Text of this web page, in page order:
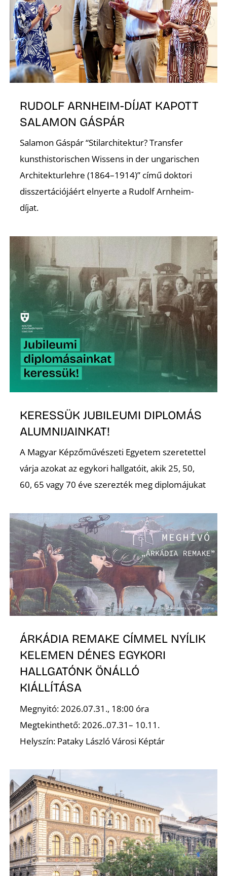
RUDOLF ARNHEIM-DÍJAT KAPOTT
SALAMON GÁSPÁR
Salamon Gáspár “Stilarchitektur? Transfer
kunsthistorischen Wissens in der ungarischen
Architekturlehre (1864–1914)” című doktori
disszertációjáért elnyerte a Rudolf Arnheim-
díjat.
KERESSÜK JUBILEUMI DIPLOMÁS
ALUMNIJAINKAT!
A Magyar Képzőművészeti Egyetem szeretettel
várja azokat az egykori hallgatóit, akik 25, 50,
60, 65 vagy 70 éve szerezték meg diplomájukat
ÁRKÁDIA REMAKE CÍMMEL NYÍLIK
KELEMEN DÉNES EGYKORI
HALLGATÓNK ÖNÁLLÓ
KIÁLLÍTÁSA
Megnyitó: 2026.07.31., 18:00 óra
Megtekinthető: 2026..07.31– 10.11.
Helyszín: Pataky László Városi Képtár